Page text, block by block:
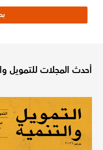
أحدث المجلات للتمويل